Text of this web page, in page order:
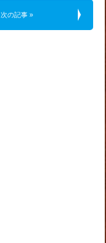
次の記事 »